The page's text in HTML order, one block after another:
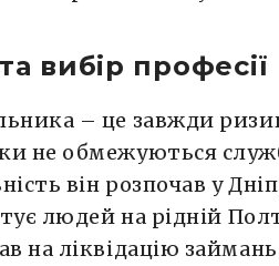
вибір професії
– це завжди
не обмежуються
він розпочав у
людей на рідній
на ліквідацію